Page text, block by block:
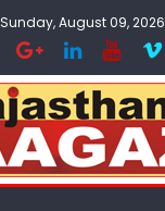
Sunday, August 09, 2026